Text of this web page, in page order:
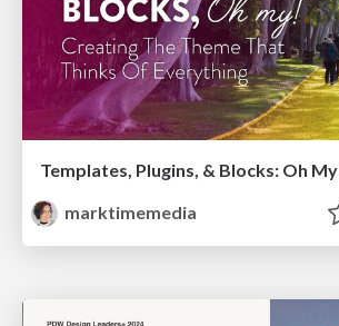
marktimemedia